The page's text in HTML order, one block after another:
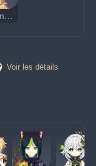
Voir les détails